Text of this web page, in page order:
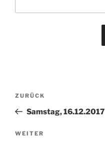
Beitragsnavigation
Vorheriger
Beitrag
ZURÜCK
Samstag, 16.12.2017
Nächster
WEITER